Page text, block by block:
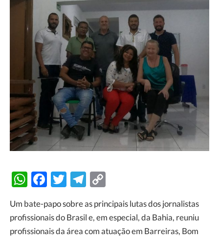
WhatsApp
Facebook
TwitterTelegram
Um bate-papo sobre as principais lutas dos jornalistas
profissionais do Brasil e, em especial, da Bahia, reuniu
profissionais da área com atuação em Barreiras, Bom